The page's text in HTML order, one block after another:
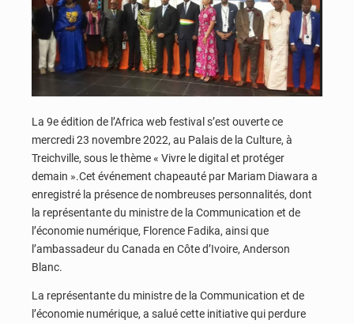
La 9e édition de l’Africa web festival s’est ouverte ce
mercredi 23 novembre 2022, au Palais de la Culture, à
Treichville, sous le thème « Vivre le digital et protéger
demain ».Cet événement chapeauté par Mariam Diawara a
enregistré la présence de nombreuses personnalités, dont
la représentante du ministre de la Communication et de
l’économie numérique, Florence Fadika, ainsi que
l’ambassadeur du Canada en Côte d’Ivoire, Anderson
Blanc.
La représentante du ministre de la Communication et de
l’économie numérique, a salué cette initiative qui perdure